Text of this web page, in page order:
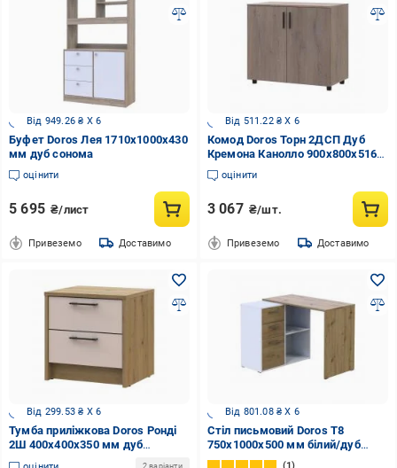
Від 949.26 ₴ X 6
Буфет Doros Лея 1710х1000х430
мм дуб сонома
оцінити
5 695 ₴/лист
Привеземо Доставимо
Від 511.22 ₴ X 6
Комод Doros Торн 2ДСП Дуб
Кремона Канолло 900x800x516
мм
оцінити
3 067 ₴/шт.
Привеземо Доставимо
Від 299.53 ₴ X 6
Тумба приліжкова Doros Ронді
2Ш 400x400x350 мм дуб
артізан/кашемір
2 варіанти
Від 801.08 ₴ X 6
Стіл письмовий Doros Т8
750х1000х500 мм білий/дуб
артізан